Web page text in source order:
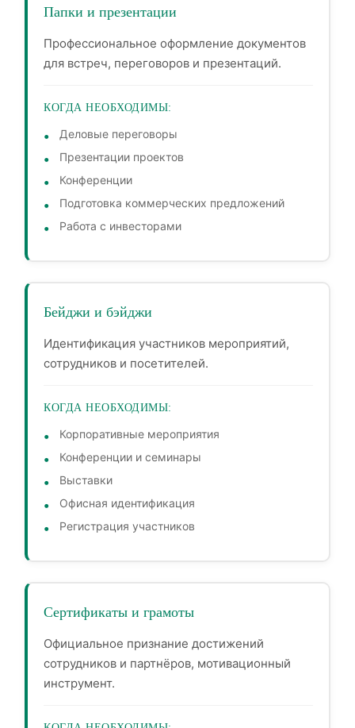
Папки и презентации
Профессиональное оформление документов
для встреч, переговоров и презентаций.
КОГДА НЕОБХОДИМЫ:
Деловые переговоры
Презентации проектов
Конференции
Подготовка коммерческих предложений
Работа с инвесторами
Бейджи и бэйджи
Идентификация участников мероприятий,
сотрудников и посетителей.
КОГДА НЕОБХОДИМЫ:
Корпоративные мероприятия
Конференции и семинары
Выставки
Офисная идентификация
Регистрация участников
Сертификаты и грамоты
Официальное признание достижений
сотрудников и партнёров, мотивационный
инструмент.